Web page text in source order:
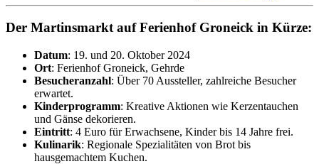
Der Martinsmarkt auf Ferienhof Groneick in Kürze:
Datum: 19. und 20. Oktober 2024
Ort: Ferienhof Groneick, Gehrde
Besucheranzahl: Über 70 Aussteller, zahlreiche Besucher
erwartet.
Kinderprogramm: Kreative Aktionen wie Kerzentauchen
und Gänse dekorieren.
Eintritt: 4 Euro für Erwachsene, Kinder bis 14 Jahre frei.
Kulinarik: Regionale Spezialitäten von Brot bis
hausgemachtem Kuchen.